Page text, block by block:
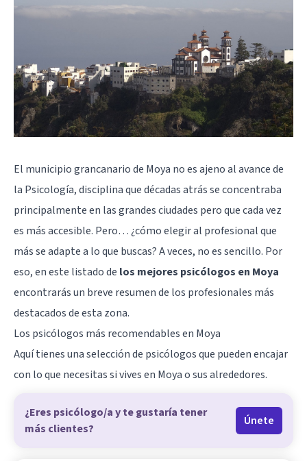
El municipio grancanario de Moya no es ajeno al avance de
la Psicología, disciplina que décadas atrás se concentraba
principalmente en las grandes ciudades pero que cada vez
es más accesible. Pero… ¿cómo elegir al profesional que
más se adapte a lo que buscas? A veces, no es sencillo. Por
eso, en este listado de los mejores psicólogos en Moya
encontrarás un breve resumen de los profesionales más
destacados de esta zona.
Los psicólogos más recomendables en Moya
Aquí tienes una selección de psicólogos que pueden encajar
con lo que necesitas si vives en Moya o sus alrededores.
¿Eres psicólogo/a y te gustaría tener
más clientes?
Únete